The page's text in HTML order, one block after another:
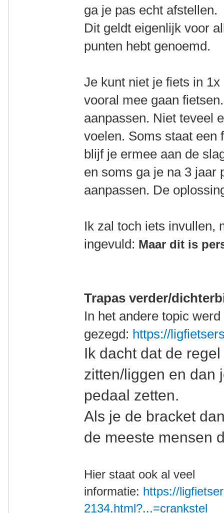
ga je pas echt afstellen.
Dit geldt eigenlijk voor
punten hebt genoemd.
Je kunt niet je fiets in
vooral mee gaan
aanpassen. Niet teveel
voelen. Soms staat een
blijf je ermee aan de
en soms ga je na 3 jaar
aanpassen. De
Ik zal toch iets invullen,
ingevuld: Maar dit is
Trapas verder/
In het andere topic werd
gezegd: https://
Ik dacht dat de
zitten/liggen en dan
pedaal zetten.
Als je de bracket
de meeste mensen
Hier staat ook al veel
informatie: https://
2134.html?...=crankstel